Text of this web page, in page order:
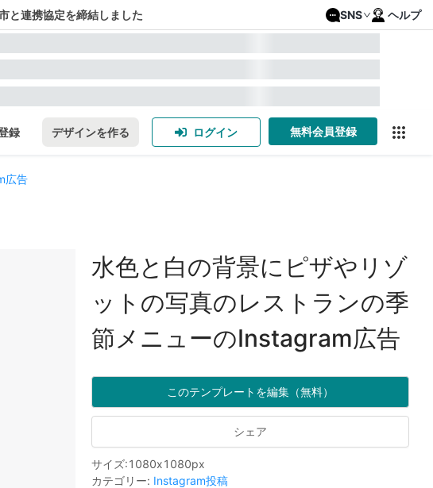
と連携協定を締結しました SNS ヘルプ
録 デザインを作る ログイン 無料会員登録
広告
水色と白の背景にピザやリゾ
ットの写真のレストランの季
節メニューのInstagram広告
このテンプレートを編集（無料）
シェア
サイズ:1080x1080px
カテゴリー: Instagram投稿